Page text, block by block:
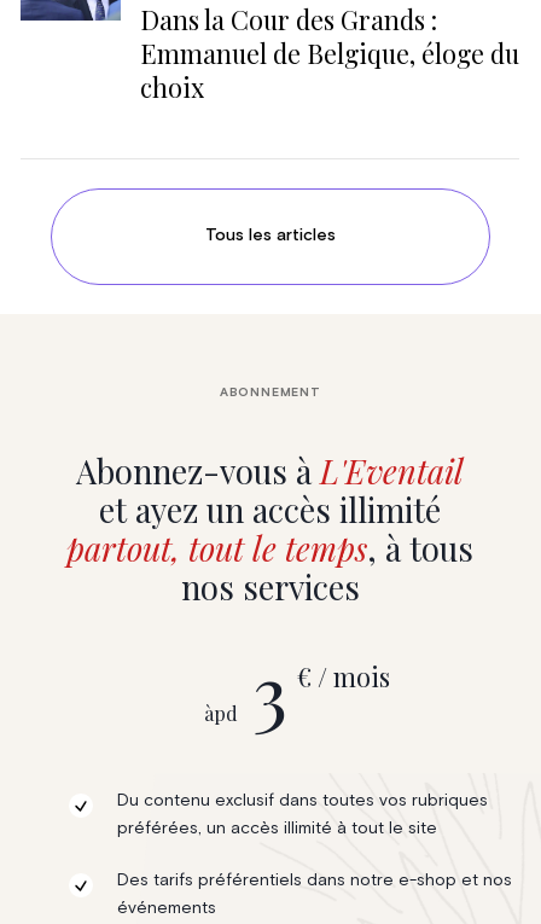
Dans la Cour des Grands :
Emmanuel de Belgique, éloge du
choix
Tous les articles
Abonnez-vous àL'Eventail
et ayez un accès illimité
partout, tout le temps, à tous
nos services
ABONNEMENT
àpd 3 € / mois
Du contenu exclusif dans toutes vos rubriques
préférées, un accès illimité à tout le site
Des tarifs préférentiels dans notre e-shop et nos
événements